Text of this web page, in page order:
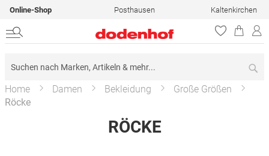
Online-Shop Posthausen Kaltenkirchen
Home Damen Bekleidung
Große Größen
Röcke
RÖCKE